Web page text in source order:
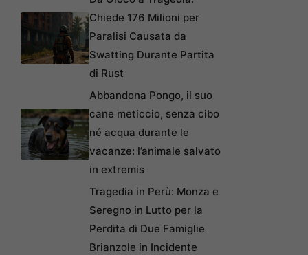
Chiede 176 Milioni per
Paralisi Causata da
Swatting Durante Partita
di Rust
Abbandona Pongo, il suo
cane meticcio, senza cibo
né acqua durante le
vacanze: l’animale salvato
in extremis
Tragedia in Perù: Monza e
Seregno in Lutto per la
Perdita di Due Famiglie
Brianzole in Incidente